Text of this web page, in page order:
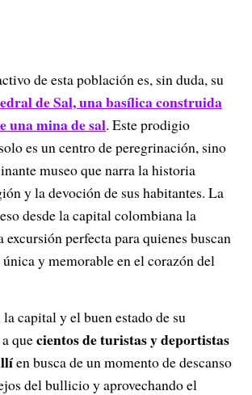
de esta población es, sin duda, su
de Sal, una basílica construida
una mina de sal. Este prodigio
es un centro de peregrinación, sino
museo que narra la historia
y la devoción de sus habitantes. La
desde la capital colombiana la
excursión perfecta para quienes buscan
y memorable en el corazón del
capital y el buen estado de su
quecientos de turistas y deportistas
en busca de un momento de descanso
del bullicio y aprovechando el